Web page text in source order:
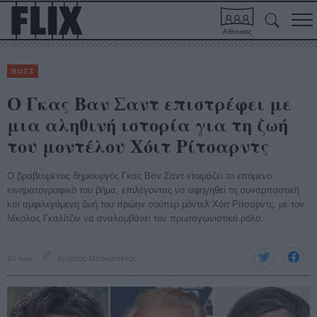
Αίθουσες
BUZZ
Ο Γκας Βαν Σαντ επιστρέφει με
μια αληθινή ιστορία για τη ζωή
του μοντέλου Χόιτ Ρίτσαρντς
Ο βραβευμένος δημιουργός Γκας Βαν Σαντ ετοιμάζει το επόμενο
κινηματογραφικό του βήμα, επιλέγοντας να αφηγηθεί τη συναρπαστική
και αμφιλεγόμενη ζωή του πρώην σούπερ μόντελ Χόιτ Ρίτσαρντς, με τον
Νίκολας Γκαλίτζιν να αναλαμβάνει τον πρωταγωνιστικό ρόλο.
10 Ιούν Χρήστος Μπακατσέλος